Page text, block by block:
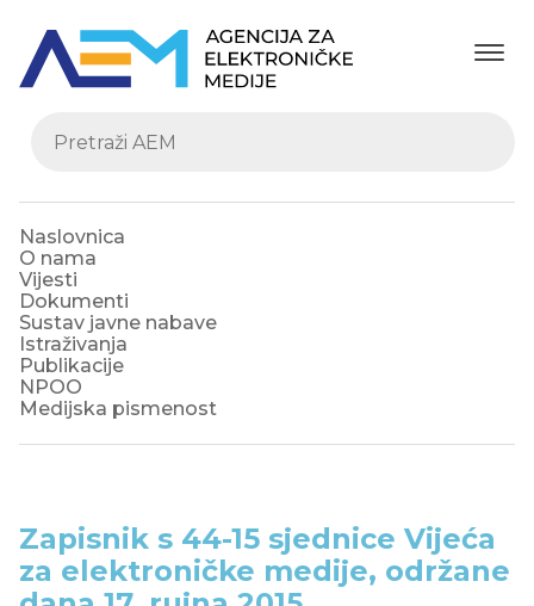
Naslovnica
O nama
Vijesti
Dokumenti
Sustav javne nabave
Istraživanja
Publikacije
NPOO
Medijska pismenost
Zapisnik s 44-15 sjednice Vijeća
za elektroničke medije, održane